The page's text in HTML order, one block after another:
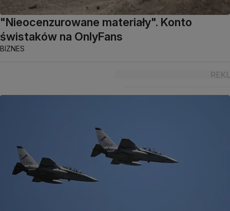
"Nieocenzurowane materiały". Konto
świstaków na OnlyFans
BIZNES